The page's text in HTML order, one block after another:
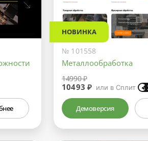
НОВИНКА
№ 101558
Металлообработка
14990 ₽
10493 ₽ или в Сплит
Демоверсия